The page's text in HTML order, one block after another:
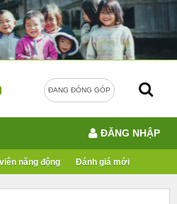
ĐANG ĐÓNG GÓP
năng động Đánh giá mới
ĐĂNG NHẬP